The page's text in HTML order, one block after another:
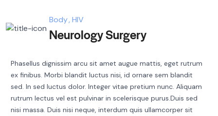
Body HIV
Neurology Surgery
Phasellus dignissim arcu sit amet augue mattis, eget rutrum
ex finibus. Morbi blandit luctus nisi, id ornare sem blandit
sed. In sed luctus dolor. Integer vitae pretium nunc. Aliquam
rutrum lectus vel est pulvinar in scelerisque purus.Duis sed
nisi massa. Duis nisi neque, interdum quis ullamcorper sit